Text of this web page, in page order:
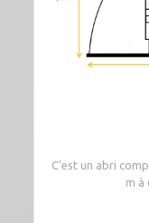
C’est un abri
m à